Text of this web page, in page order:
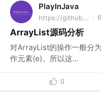
PlayInJava
https://github.com/fantj2016/java-reader @alibaba ·
ArrayList源码分析
对ArrayList的操作一般分
作元素(e)。所以这...
0